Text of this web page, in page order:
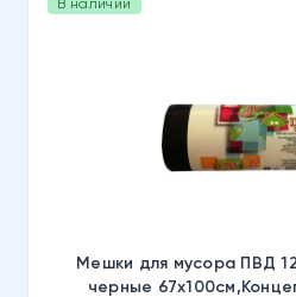
В наличии
Мешки для мусора ПВД
черные